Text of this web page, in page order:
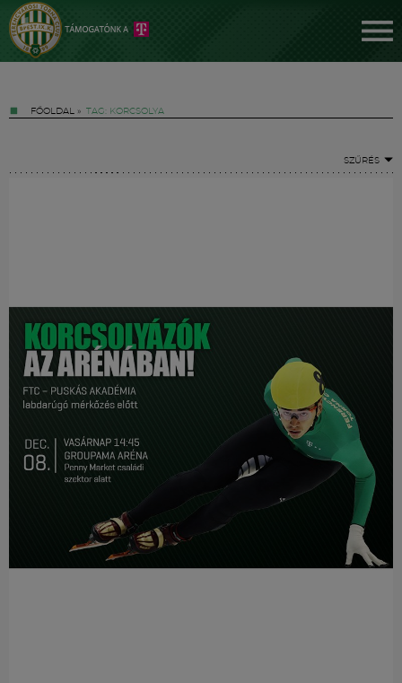
FŐOLDAL » TAG: KORCSOLYA
SZŰRÉS
Hírek
Labdarúgás
Szakosztályok
Meccscenter